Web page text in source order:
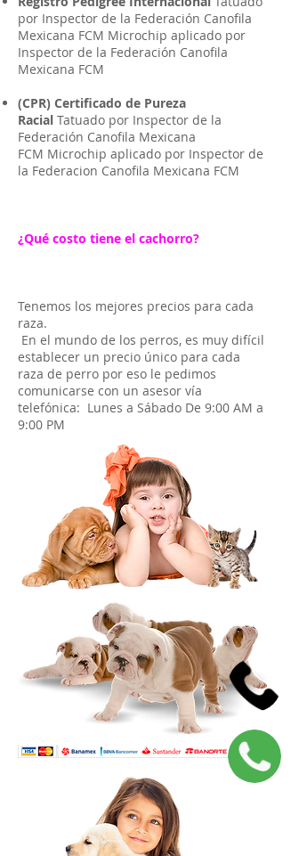
por Inspector de la Federación Canofila
Mexicana FCM Microchip aplicado por
Inspector de la Federación Canofila
Mexicana FCM
(CPR) Certificado de Pureza
Racial Tatuado por Inspector de la
Federación Canofila Mexicana
FCM Microchip aplicado por Inspector de
la Federacion Canofila Mexicana FCM
¿Qué costo tiene el cachorro?
Tenemos los mejores precios para cada
raza.
En el mundo de los perros, es muy difícil
establecer un precio único para cada
raza de perro por eso le pedimos
comunicarse con un asesor vía
telefónica: Lunes a Sábado De 9:00 AM a
9:00 PM